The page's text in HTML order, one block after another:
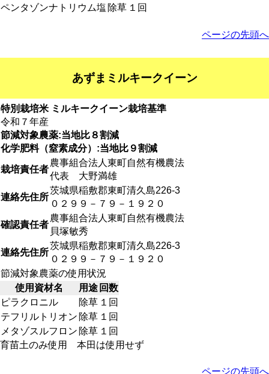
ペンタゾンナトリウム塩 除草 １回
ページの先頭へ
あずまミルキークイーン
特別栽培米 ミルキークイーン栽培基準
令和７年産
節減対象農薬:当地比８割減
化学肥料（窒素成分）:当地比９割減
栽培責任者
農事組合法人東町自然有機農法
代表 大野満雄
連絡先住所
茨城県稲敷郡東町清久島226-3
０２９９－７９－１９２０
確認責任者
農事組合法人東町自然有機農法
貝塚敏秀
連絡先住所
茨城県稲敷郡東町清久島226-3
０２９９－７９－１９２０
節減対象農薬の使用状況
使用資材名
用途 回数
ピラクロニル
除草 １回
テフリルトリオン 除草 １回
メタゾスルフロン 除草 １回
育苗土のみ使用 本田は使用せず
ページの先頭へ